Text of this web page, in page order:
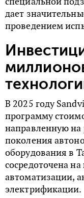
дает
проведением
В 2025 году
программу
направленную на
поколения
оборудования в
сосредоточена
автоматизации,
электрификации.